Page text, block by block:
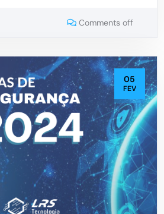
Comments off
05
FEV